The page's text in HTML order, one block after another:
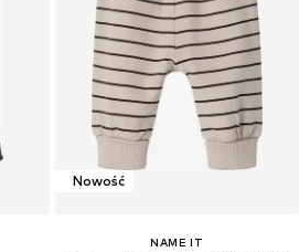
Nowość
NAME IT